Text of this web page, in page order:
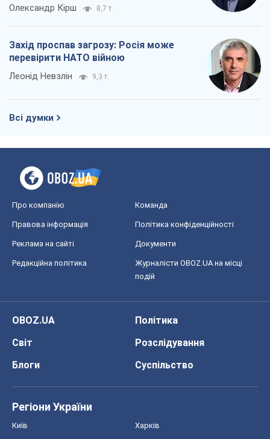
Олександр Кірш 8,7 т.
Захід проспав загрозу: Росія може
перевірити НАТО війною
Леонід Невзлін 9,3 т.
Всі думки
Про компанію Команда
Правова інформація Політика конфіденційності
Реклама на сайті Документи
Редакційна політика
Журналісти OBOZ.UA на місці
подій
OBOZ.UA
Політика
Світ
Розслідування
Блоги
Суспільство
Регіони України
Київ Харків